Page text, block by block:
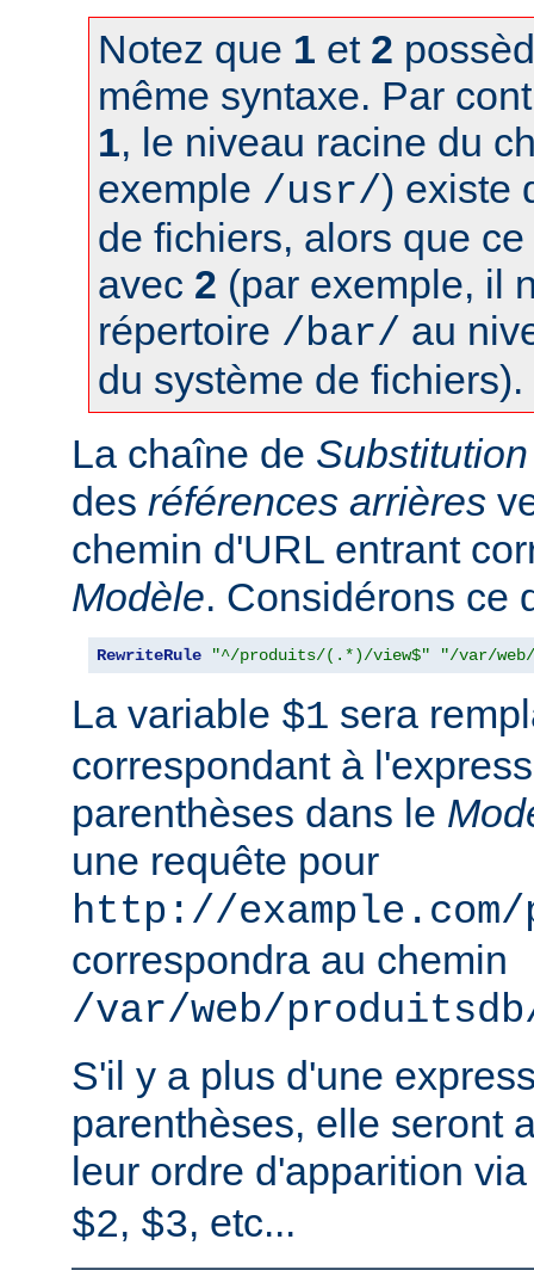
Notez que 1 et 2
même syntaxe. Par
1, le niveau racine du
exemple /usr/) existe
de fichiers, alors que
avec 2 (par exemple, il
répertoire /bar/ au
du système de fichiers).
La chaîne de Substitution
des références arrières
chemin d'URL entrant
Modèle. Considérons ce
RewriteRule "^/produits/(.*)/view$" "/var/
La variable $1 sera
correspondant à
parenthèses dans le
une requête pour
http://
correspondra au chemin
/var/web/
S'il y a plus d'une
parenthèses, elle seront
leur ordre d'apparition
$2, $3, etc...